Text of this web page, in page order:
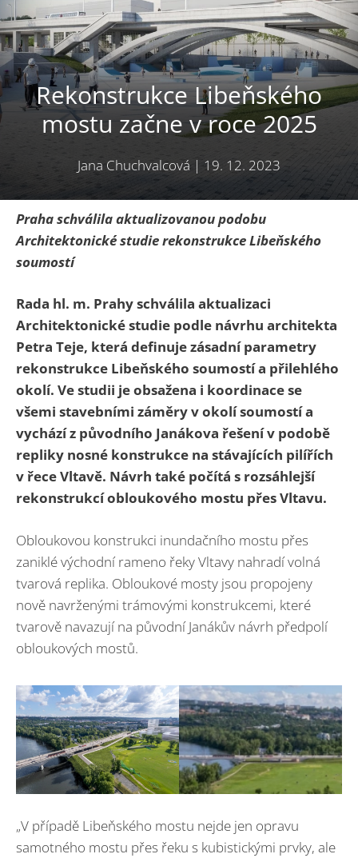
Rekonstrukce Libeňského
mostu začne v roce 2025
Jana Chuchvalcová |19. 12. 2023
Praha schválila aktualizovanou podobu
Architektonické studie rekonstrukce Libeňského
soumostí
Rada hl. m. Prahy schválila aktualizaci
Architektonické studie podle návrhu architekta
Petra Teje, která definuje zásadní parametry
rekonstrukce Libeňského soumostí a přilehlého
okolí. Ve studii je obsažena i koordinace se
všemi stavebními záměry v okolí soumostí a
vychází z původního Janákova řešení v podobě
repliky nosné konstrukce na stávajících pilířích
v řece Vltavě. Návrh také počítá s rozsáhlejší
rekonstrukcí obloukového mostu přes Vltavu.
Obloukovou konstrukci inundačního mostu přes
zaniklé východní rameno řeky Vltavy nahradí volná
tvarová replika. Obloukové mosty jsou propojeny
nově navrženými trámovými konstrukcemi, které
tvarově navazují na původní Janákův návrh předpolí
obloukových mostů.
„V případě Libeňského mostu nejde jen opravu
samotného mostu přes řeku s kubistickými prvky, ale